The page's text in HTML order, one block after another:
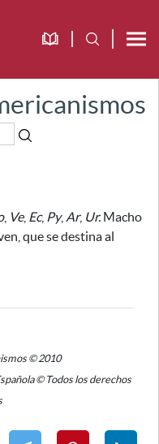
, Ve, Ec, Py, Ar, Ur. Macho
que se destina al
© 2010
© Todos los derechos